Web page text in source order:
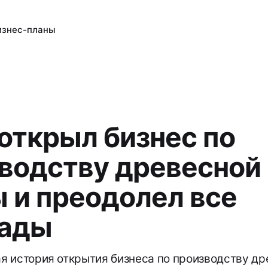
планы
бизнес по
древесной
преодолел все
история открытия бизнеса по производству